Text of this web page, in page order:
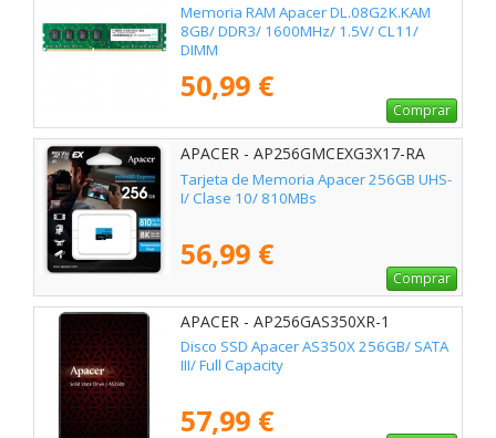
Memoria RAM Apacer DL.08G2K.KAM
8GB/ DDR3/ 1600MHz/ 1.5V/ CL11/
DIMM
50,99 €
Comprar
APACER - AP256GMCEXG3X17-RA
Tarjeta de Memoria Apacer 256GB UHS-
I/ Clase 10/ 810MBs
56,99 €
Comprar
APACER - AP256GAS350XR-1
Disco SSD Apacer AS350X 256GB/ SATA
III/ Full Capacity
57,99 €